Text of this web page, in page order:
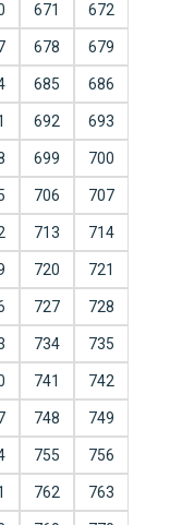
671 672
678 679
685 686
692 693
699 700
706 707
713 714
720 721
727 728
734 735
741 742
748 749
755 756
762 763